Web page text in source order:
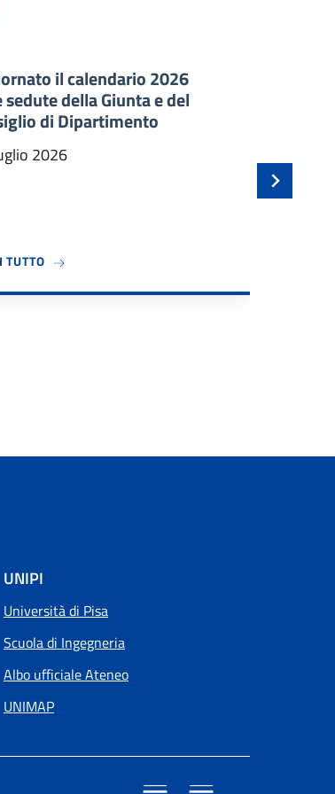
A TRE NUOVI PROFESSORI ASSOCIATI
il calendario 2026
sedute della Giunta e del
di Dipartimento
2026
TUTTOA PROPOSITO DI AGGIORNATO IL
UNIPI
Università di Pisa
Scuola di Ingegneria
Albo ufficiale Ateneo
UNIMAP